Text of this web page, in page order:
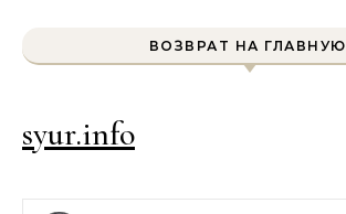
ВОЗВРАТ НА ГЛАВНУЮ
syur.info